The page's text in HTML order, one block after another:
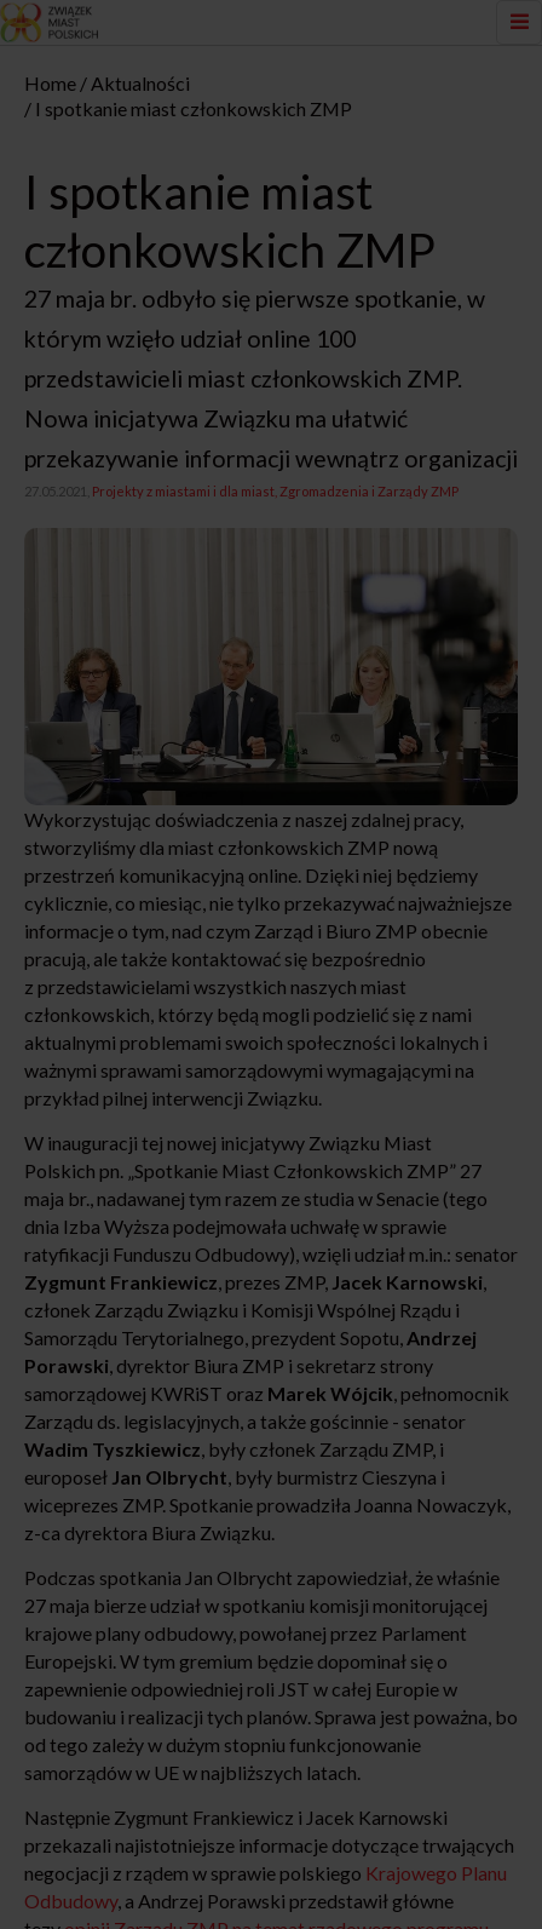
Home
Aktualności
I spotkanie miast członkowskich ZMP
I spotkanie miast
członkowskich ZMP
27 maja br. odbyło się pierwsze spotkanie, w
którym wzięło udział online 100
przedstawicieli miast członkowskich ZMP.
Nowa inicjatywa Związku ma ułatwić
przekazywanie informacji wewnątrz organizacji
27.05.2021, Projekty z miastami i dla miast Zgromadzenia i Zarządy ZMP
Wykorzystując doświadczenia z naszej zdalnej pracy,
stworzyliśmy dla miast członkowskich ZMP nową
przestrzeń komunikacyjną online. Dzięki niej będziemy
cyklicznie, co miesiąc, nie tylko przekazywać najważniejsze
informacje o tym, nad czym Zarząd i Biuro ZMP obecnie
pracują, ale także kontaktować się bezpośrednio
z przedstawicielami wszystkich naszych miast
członkowskich, którzy będą mogli podzielić się z nami
aktualnymi problemami swoich społeczności lokalnych i
ważnymi sprawami samorządowymi wymagającymi na
przykład pilnej interwencji Związku.
W inauguracji tej nowej inicjatywy Związku Miast
Polskich pn. „Spotkanie Miast Członkowskich ZMP” 27
maja br., nadawanej tym razem ze studia w Senacie (tego
dnia Izba Wyższa podejmowała uchwałę w sprawie
ratyfikacji Funduszu Odbudowy), wzięli udział m.in.: senator
Zygmunt Frankiewicz, prezes ZMP, Jacek Karnowski,
członek Zarządu Związku i Komisji Wspólnej Rządu i
Samorządu Terytorialnego, prezydent Sopotu, Andrzej
Porawski, dyrektor Biura ZMP i sekretarz strony
samorządowej KWRiST oraz Marek Wójcik, pełnomocnik
Zarządu ds. legislacyjnych, a także gościnnie - senator
Wadim Tyszkiewicz, były członek Zarządu ZMP, i
europoseł Jan Olbrycht, były burmistrz Cieszyna i
wiceprezes ZMP. Spotkanie prowadziła Joanna Nowaczyk,
z-ca dyrektora Biura Związku.
Podczas spotkania Jan Olbrycht zapowiedział, że właśnie
27 maja bierze udział w spotkaniu komisji monitorującej
krajowe plany odbudowy, powołanej przez Parlament
Europejski. W tym gremium będzie dopominał się o
zapewnienie odpowiedniej roli JST w całej Europie w
budowaniu i realizacji tych planów. Sprawa jest poważna, bo
od tego zależy w dużym stopniu funkcjonowanie
samorządów w UE w najbliższych latach.
Następnie Zygmunt Frankiewicz i Jacek Karnowski
przekazali najistot­niejsze informacje dotyczące trwających
negocjacji z rządem w sprawie polskiego Krajowego Planu
Odbudowy, a Andrzej Porawski przedstawił główne